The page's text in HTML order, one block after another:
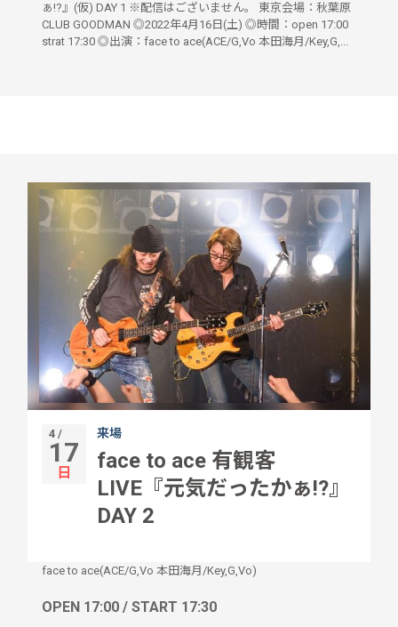
ぁ!?』(仮) DAY 1 ※配信はございません。 東京会場：秋葉原
CLUB GOODMAN ◎2022年4月16日(土) ◎時間：open 17:00
strat 17:30 ◎出演：face to ace(ACE/G,Vo 本田海月/Key,G,...
4 /
17
日
来場
face to ace 有観客
LIVE『元気だったかぁ!?』
DAY 2
face to ace(ACE/G,Vo 本田海月/Key,G,Vo)
OPEN 17:00 / START 17:30